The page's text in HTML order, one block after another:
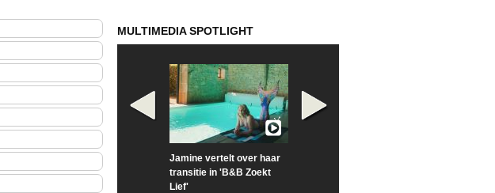
MULTIMEDIA SPOTLIGHT
Jamine vertelt over haar
transitie in 'B&B Zoekt
Lief'